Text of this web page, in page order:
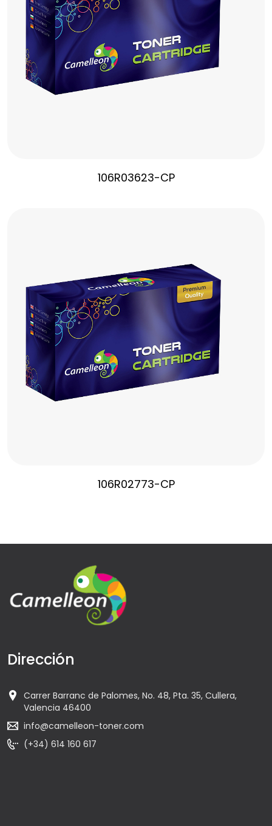
106R03623-CP
106R02773-CP
Dirección
Carrer Barranc de Palomes, No. 48, Pta. 35, Cullera,
Valencia 46400
info@camelleon-toner.com
(+34) 614 160 617